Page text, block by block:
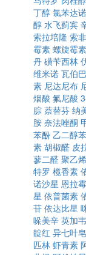
丁醇 氯苯达诺
醇 水飞蓟宾
索拉培隆 索
霉素 螺旋霉素
丹 磺苄西林
维米诺 瓦伯
素 尼达尼布
烟酸 氟尼酸
腙 萘替芬 纳
胺 奈法唑酮
苯酚 乙二醇
素 胡椒醛 皮
蓼二醛 聚乙
特罗 榄香素
诺沙星 恩拉
星 依普菌素
苷 依达比星
哚美辛 英加
靛红 异七叶
匹林 虾青素